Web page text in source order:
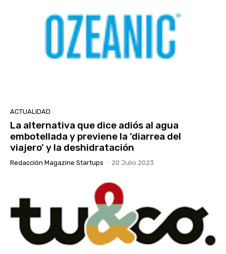
ACTUALIDAD
La alternativa que dice adiós al agua
embotellada y previene la ‘diarrea del
viajero’ y la deshidratación
Redacción Magazine Startups - 20 Julio 2023